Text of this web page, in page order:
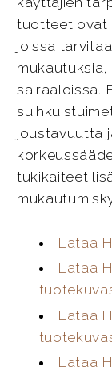
tuotteet ovat
joissa
sairaaloissa.
joustavuutta
tukikaiteet
Lataa
Lataa
Lataa
Lataa